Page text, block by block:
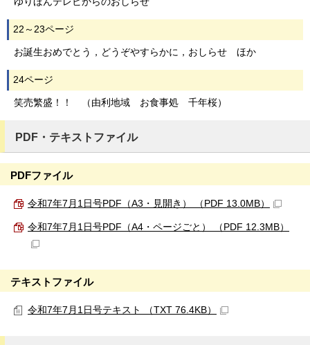
22～23ページ
お誕生おめでとう，どうぞやすらかに，おしらせ ほか
24ページ
笑売繁盛！！ （由利地域 お食事処 千年桜）
PDF・テキストファイル
PDFファイル
令和7年7月1日号PDF（A3・見開き） （PDF 13.0MB）
令和7年7月1日号PDF（A4・ページごと） （PDF 12.3MB）
テキストファイル
令和7年7月1日号テキスト （TXT 76.4KB）